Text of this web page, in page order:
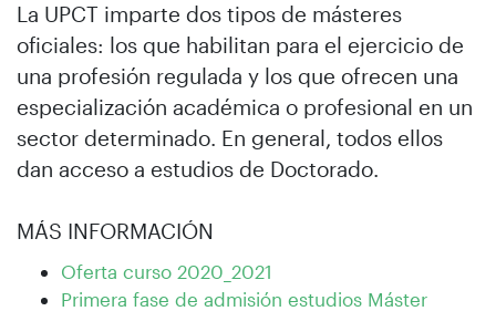
La UPCT imparte dos tipos de másteres
oficiales: los que habilitan para el ejercicio de
una profesión regulada y los que ofrecen una
especialización académica o profesional en un
sector determinado. En general, todos ellos
dan acceso a estudios de Doctorado.
MÁS INFORMACIÓN
Oferta curso 2020_2021
Primera fase de admisión estudios Máster